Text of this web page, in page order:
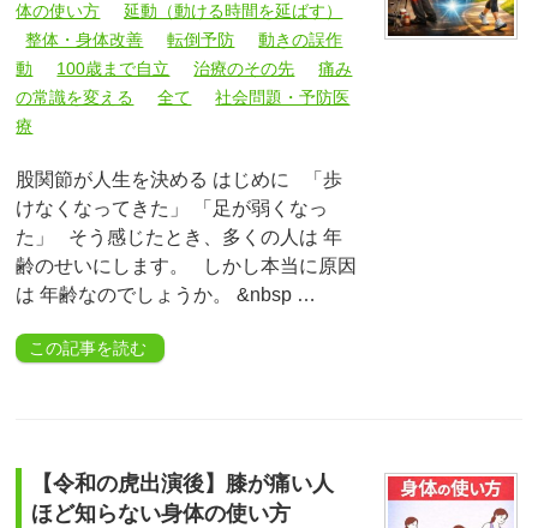
体の使い方
延動（動ける時間を延ばす）
整体・身体改善
転倒予防
動きの誤作
動
100歳まで自立 治療のその先
痛み
の常識を変える
全て
社会問題・予防医
療
股関節が人生を決める はじめに 「歩
けなくなってきた」 「足が弱くなっ
た」 そう感じたとき、多くの人は 年
齢のせいにします。 しかし本当に原因
は 年齢なのでしょうか。 &nbsp …
この記事を読む
【令和の虎出演後】膝が痛い人
ほど知らない身体の使い方